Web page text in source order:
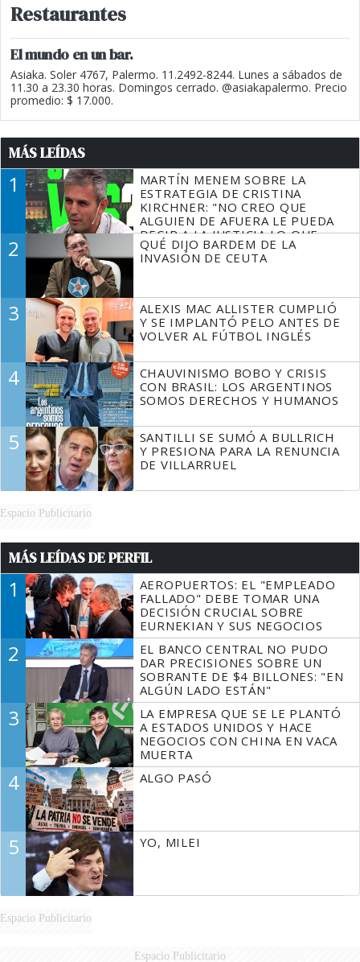
Restaurantes
El mundo en un bar.
Asiaka. Soler 4767, Palermo. 11.2492-8244. Lunes a sábados de
11.30 a 23.30 horas. Domingos cerrado. @asiakapalermo. Precio
promedio: $ 17.000.
MÁS LEÍDAS
1
MARTÍN MENEM SOBRE LA
ESTRATEGIA DE CRISTINA
KIRCHNER: "NO CREO QUE
ALGUIEN DE AFUERA LE PUEDA
DECIR A LA JUSTICIA LO QUE
TIENE QUE HACER"
2
QUÉ DIJO BARDEM DE LA
INVASIÓN DE CEUTA
3
ALEXIS MAC ALLISTER CUMPLIÓ
Y SE IMPLANTÓ PELO ANTES DE
VOLVER AL FÚTBOL INGLÉS
4
CHAUVINISMO BOBO Y CRISIS
CON BRASIL: LOS ARGENTINOS
SOMOS DERECHOS Y HUMANOS
5
SANTILLI SE SUMÓ A BULLRICH
Y PRESIONA PARA LA RENUNCIA
DE VILLARRUEL
Espacio Publicitario
MÁS LEÍDAS DE PERFIL
1
AEROPUERTOS: EL "EMPLEADO
FALLADO" DEBE TOMAR UNA
DECISIÓN CRUCIAL SOBRE
EURNEKIAN Y SUS NEGOCIOS
2
EL BANCO CENTRAL NO PUDO
DAR PRECISIONES SOBRE UN
SOBRANTE DE $4 BILLONES: "EN
ALGÚN LADO ESTÁN"
3
LA EMPRESA QUE SE LE PLANTÓ
A ESTADOS UNIDOS Y HACE
NEGOCIOS CON CHINA EN VACA
MUERTA
4 ALGO PASÓ
5 YO, MILEI
Espacio Publicitario
Espacio Publicitario